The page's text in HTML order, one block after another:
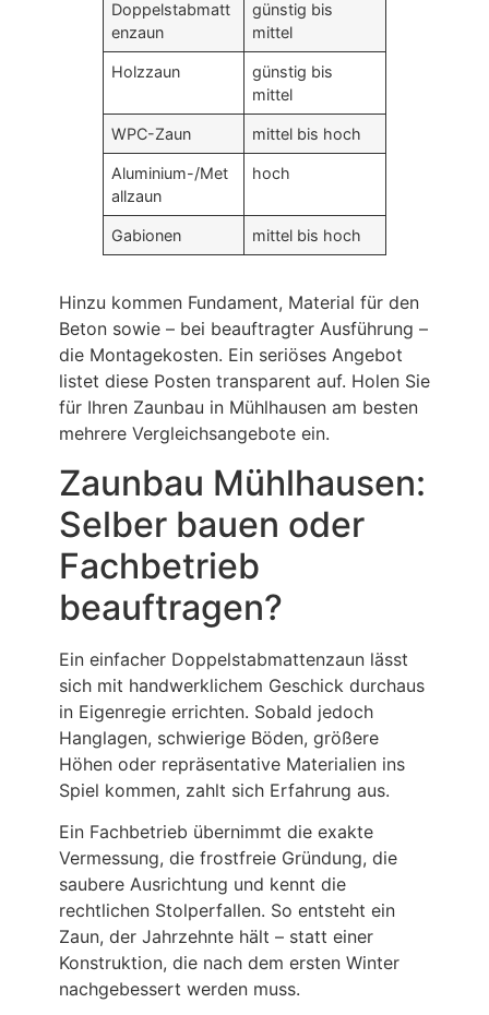
Doppelstabmatt
enzaun
günstig bis
mittel
Holzzaun
günstig bis
mittel
WPC-Zaun mittel bis hoch
Aluminium-/Met
allzaun
hoch
Gabionen mittel bis hoch
Hinzu kommen Fundament, Material für den
Beton sowie – bei beauftragter Ausführung –
die Montagekosten. Ein seriöses Angebot
listet diese Posten transparent auf. Holen Sie
für Ihren Zaunbau in Mühlhausen am besten
mehrere Vergleichsangebote ein.
Zaunbau Mühlhausen:
Selber bauen oder
Fachbetrieb
beauftragen?
Ein einfacher Doppelstabmattenzaun lässt
sich mit handwerklichem Geschick durchaus
in Eigenregie errichten. Sobald jedoch
Hanglagen, schwierige Böden, größere
Höhen oder repräsentative Materialien ins
Spiel kommen, zahlt sich Erfahrung aus.
Ein Fachbetrieb übernimmt die exakte
Vermessung, die frostfreie Gründung, die
saubere Ausrichtung und kennt die
rechtlichen Stolperfallen. So entsteht ein
Zaun, der Jahrzehnte hält – statt einer
Konstruktion, die nach dem ersten Winter
nachgebessert werden muss.